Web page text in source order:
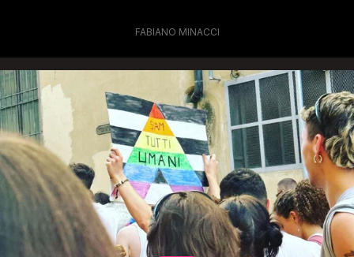
FABIANO MINACCI